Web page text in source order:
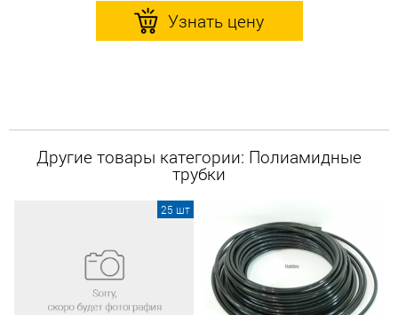
Узнать цену
Другие товары категории: Полиамидные
трубки
25 шт